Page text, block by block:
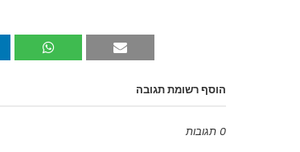
הוסף רשומת תגובה
0 תגובות